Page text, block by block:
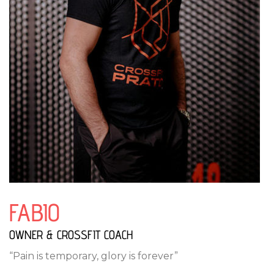
FABIO
OWNER & CROSSFIT COACH
“Pain is temporary, glory is forever”